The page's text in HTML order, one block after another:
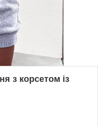
з корсетом із